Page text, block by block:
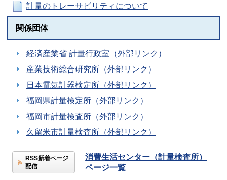
計量のトレーサビリティについて
関係団体
経済産業省 計量行政室（外部リンク）
産業技術総合研究所（外部リンク）
日本電気計器検定所（外部リンク）
福岡県計量検定所（外部リンク）
福岡市計量検査所（外部リンク）
久留米市計量検査所（外部リンク）
RSS新着ページ
配信
消費生活センター（計量検査所）
ページ一覧